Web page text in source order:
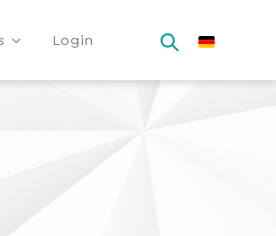
Login